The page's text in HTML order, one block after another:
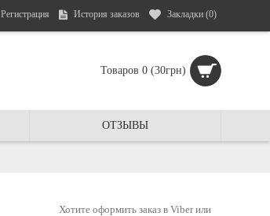
Регистрация История заказов Закладки (0)
Товаров 0 (30грн)
ОТЗЫВЫ
Хотите оформить заказ в Viber или